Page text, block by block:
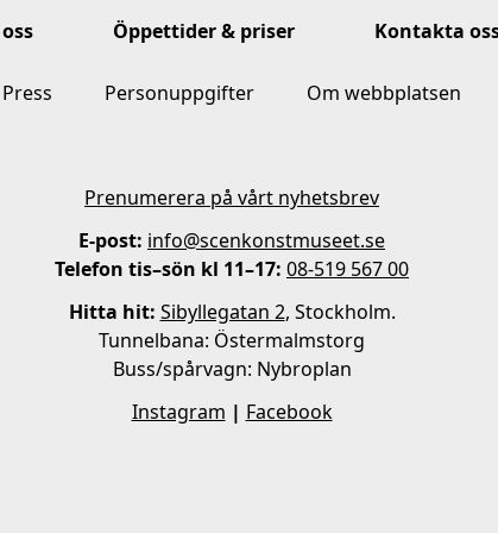
Öppettider & priser Kontakta
Press Personuppgifter Om webbplatsen
Prenumerera på vårt nyhetsbrev
E-post: info@scenkonstmuseet.se
Telefon tis–sön kl 11–17: 08-519 567 00
Hitta hit: Sibyllegatan 2, Stockholm.
Tunnelbana: Östermalmstorg
Buss/spårvagn: Nybroplan
Instagram | Facebook